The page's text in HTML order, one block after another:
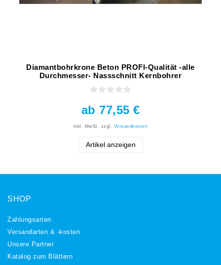
Diamantbohrkrone Beton PROFI-Qualität -alle
Durchmesser- Nassschnitt Kernbohrer
ab 77,55 €
inkl. MwSt. zzgl. Versandkosten
Artikel anzeigen
SHOP
Zahlungsarten
Versandarten & -kosten
Unsere Partner
Katalog zum Blättern